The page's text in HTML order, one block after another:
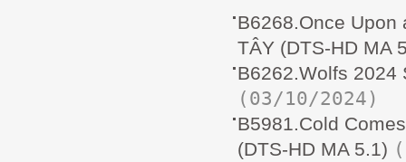
B6268.Once Upon
TÂY (DTS-HD MA
B6262.Wolfs 2024
(03/10/2024)
B5981.Cold
(DTS-HD MA 5.1)